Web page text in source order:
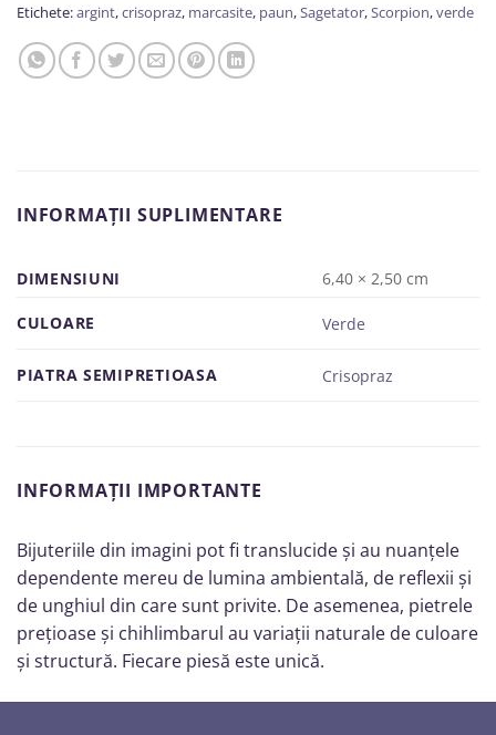
Etichete:argint,crisopraz, marcasite, paun,Sagetator,Scorpion,verde
INFORMAȚII SUPLIMENTARE
DIMENSIUNI 6,40 × 2,50 cm
CULOARE Verde
PIATRA SEMIPRETIOASA Crisopraz
INFORMAȚII IMPORTANTE
Bijuteriile din imagini pot fi translucide și au nuanțele
dependente mereu de lumina ambientală, de reflexii și
de unghiul din care sunt privite. De asemenea, pietrele
prețioase și chihlimbarul au variații naturale de culoare
și structură. Fiecare piesă este unică.